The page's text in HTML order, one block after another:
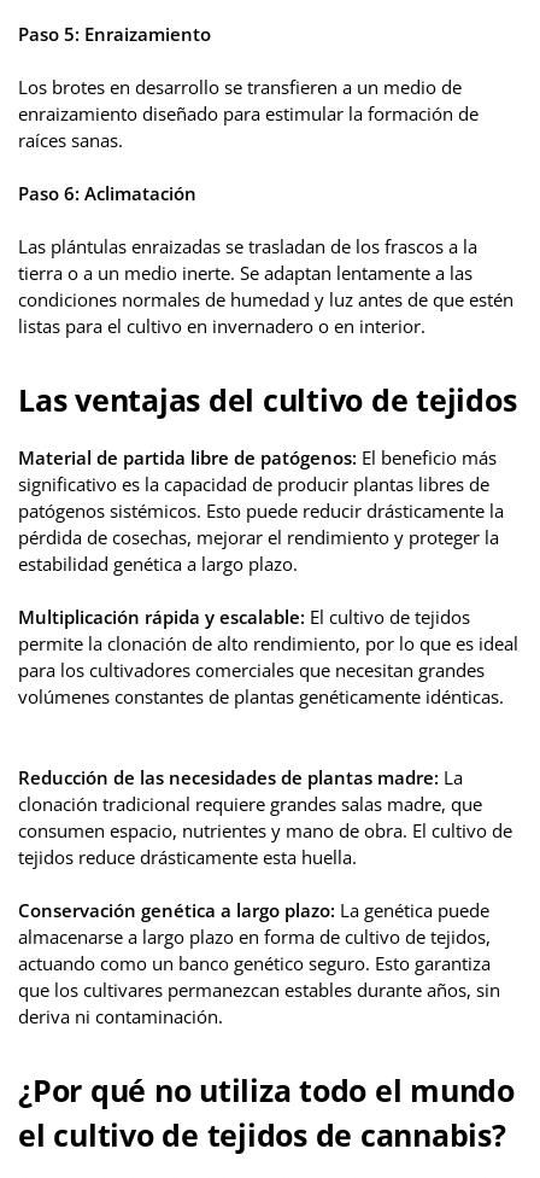
Paso 5: Enraizamiento
Los brotes en desarrollo se transfieren a un medio de
enraizamiento diseñado para estimular la formación de
raíces sanas.
Paso 6: Aclimatación
Las plántulas enraizadas se trasladan de los frascos a la
tierra o a un medio inerte. Se adaptan lentamente a las
condiciones normales de humedad y luz antes de que estén
listas para el cultivo en invernadero o en interior.
Las ventajas del cultivo de tejidos
Material de partida libre de patógenos: El beneficio más
significativo es la capacidad de producir plantas libres de
patógenos sistémicos. Esto puede reducir drásticamente la
pérdida de cosechas, mejorar el rendimiento y proteger la
estabilidad genética a largo plazo.
Multiplicación rápida y escalable: El cultivo de tejidos
permite la clonación de alto rendimiento, por lo que es ideal
para los cultivadores comerciales que necesitan grandes
volúmenes constantes de plantas genéticamente idénticas.
Reducción de las necesidades de plantas madre: La
clonación tradicional requiere grandes salas madre, que
consumen espacio, nutrientes y mano de obra. El cultivo de
tejidos reduce drásticamente esta huella.
Conservación genética a largo plazo: La genética puede
almacenarse a largo plazo en forma de cultivo de tejidos,
actuando como un banco genético seguro. Esto garantiza
que los cultivares permanezcan estables durante años, sin
deriva ni contaminación.
¿Por qué no utiliza todo el mundo
el cultivo de tejidos de cannabis?